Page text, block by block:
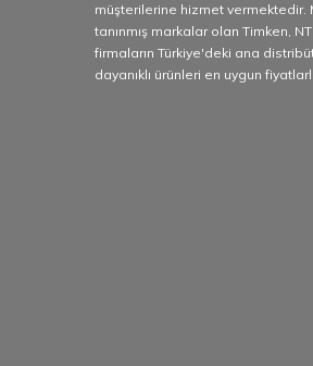
müşterilerine hizmet vermektedir.
tanınmış markalar olan Timken,
firmaların Türkiye'deki ana
dayanıklı ürünleri en uygun